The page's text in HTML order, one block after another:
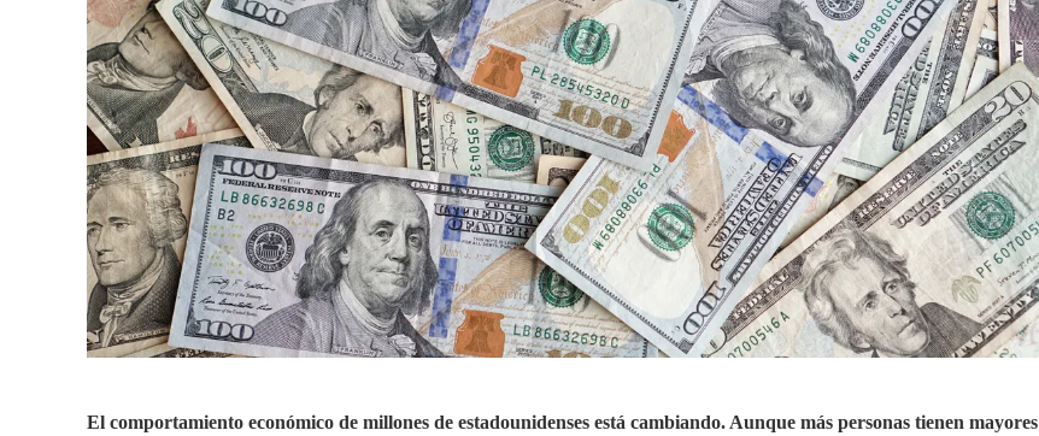
El comportamiento económico de millones de estadounidenses está cambiando. Aunque más personas tienen mayores